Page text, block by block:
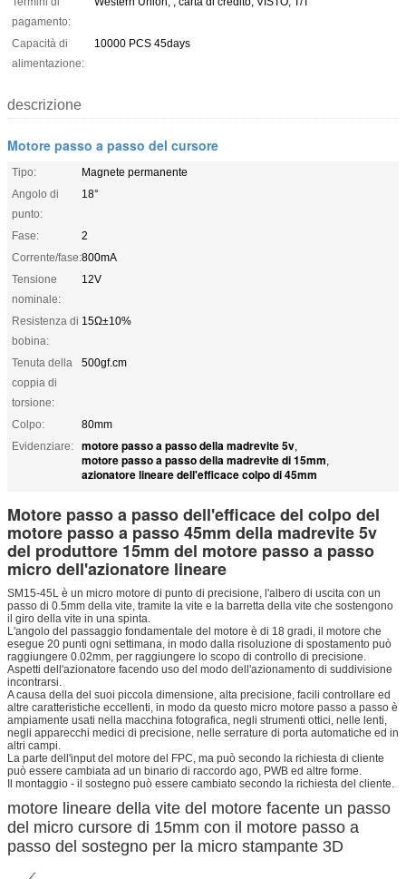
pagamento:
Capacità di
alimentazione:
10000 PCS 45days
descrizione
Motore passo a passo del cursore
Tipo:
Magnete permanente
Angolo di
punto:
18°
Fase:
2
Corrente/fase:800mA
Tensione
nominale:
12V
Resistenza di
bobina:
15Ω±10%
Tenuta della
coppia di
torsione:
500gf.cm
Colpo:
80mm
Evidenziare:
motore passo a passo della madrevite 5v,
motore passo a passo della madrevite di 15mm,
azionatore lineare dell'efficace colpo di 45mm
Motore passo a passo dell'efficace del colpo del
motore passo a passo 45mm della madrevite 5v
del produttore 15mm del motore passo a passo
micro dell'azionatore lineare
SM15-45L è un micro motore di punto di precisione, l'albero di uscita con un
passo di 0.5mm della vite, tramite la vite e la barretta della vite che sostengono
il giro della vite in una spinta.
L'angolo del passaggio fondamentale del motore è di 18 gradi, il motore che
esegue 20 punti ogni settimana, in modo dalla risoluzione di spostamento può
raggiungere 0.02mm, per raggiungere lo scopo di controllo di precisione.
Aspetti dell'azionatore facendo uso del modo dell'azionamento di suddivisione
incontrarsi.
A causa della del suoi piccola dimensione, alta precisione, facili controllare ed
altre caratteristiche eccellenti, in modo da questo micro motore passo a passo è
ampiamente usati nella macchina fotografica, negli strumenti ottici, nelle lenti,
negli apparecchi medici di precisione, nelle serrature di porta automatiche ed in
altri campi.
La parte dell'input del motore del FPC, ma può secondo la richiesta di cliente
può essere cambiata ad un binario di raccordo ago, PWB ed altre forme.
Il montaggio - il sostegno può essere cambiato secondo la richiesta del cliente.
motore lineare della vite del motore facente un passo
del micro cursore di 15mm con il motore passo a
passo del sostegno per la micro stampante 3D